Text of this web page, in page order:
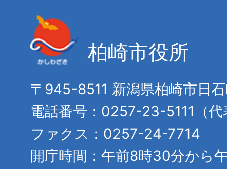
柏崎市役所
〒945-8511 新潟県柏崎市日
電話番号：0257-23-5111（代
ファクス：0257-24-7714
開庁時間：午前8時30分から